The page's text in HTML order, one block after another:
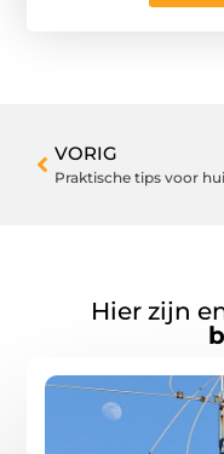
VORIG
Hier zijn